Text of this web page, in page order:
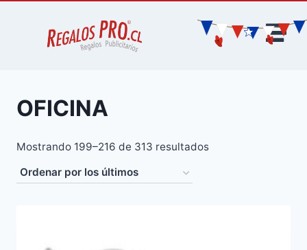
OFICINA
Mostrando 199–216 de 313 resultados